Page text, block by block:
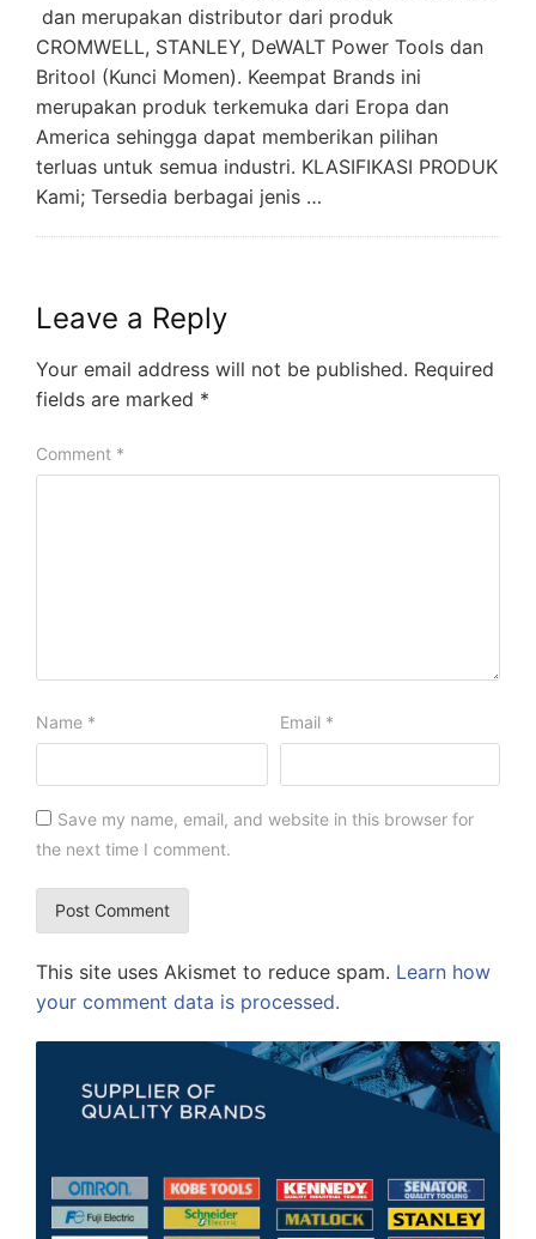
dan merupakan distributor dari produk
CROMWELL, STANLEY, DeWALT Power Tools dan
Britool (Kunci Momen). Keempat Brands ini
merupakan produk terkemuka dari Eropa dan
America sehingga dapat memberikan pilihan
terluas untuk semua industri. KLASIFIKASI PRODUK
Kami; Tersedia berbagai jenis …
Leave a Reply
Your email address will not be published. Required
fields are marked *
Comment *
Name * Email *
Save my name, email, and website in this browser for
the next time I comment.
This site uses Akismet to reduce spam. Learn how
your comment data is processed.